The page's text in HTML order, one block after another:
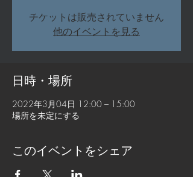
チケットは販売されていません
他のイベントを見る
日時・場所
2022年3月04日 12:00 – 15:00
場所を未定にする
このイベントをシェア